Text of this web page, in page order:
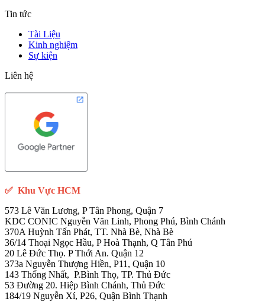
Tin tức
Tài Liệu
Kinh nghiệm
Sự kiện
Liên hệ
✅ Khu Vực HCM
573 Lê Văn Lương, P Tân Phong, Quận 7
KDC CONIC Nguyễn Văn Linh, Phong Phú, Bình Chánh
370A Huỳnh Tấn Phát, TT. Nhà Bè, Nhà Bè
36/14 Thoại Ngọc Hầu, P Hoà Thạnh, Q Tân Phú
20 Lê Đức Thọ. P Thới An. Quận 12
373a Nguyễn Thượng Hiền, P11, Quận 10
143 Thống Nhất, P.Bình Thọ, TP. Thủ Đức
53 Đường 20. Hiệp Bình Chánh, Thủ Đức
184/19 Nguyễn Xí, P26, Quận Bình Thạnh